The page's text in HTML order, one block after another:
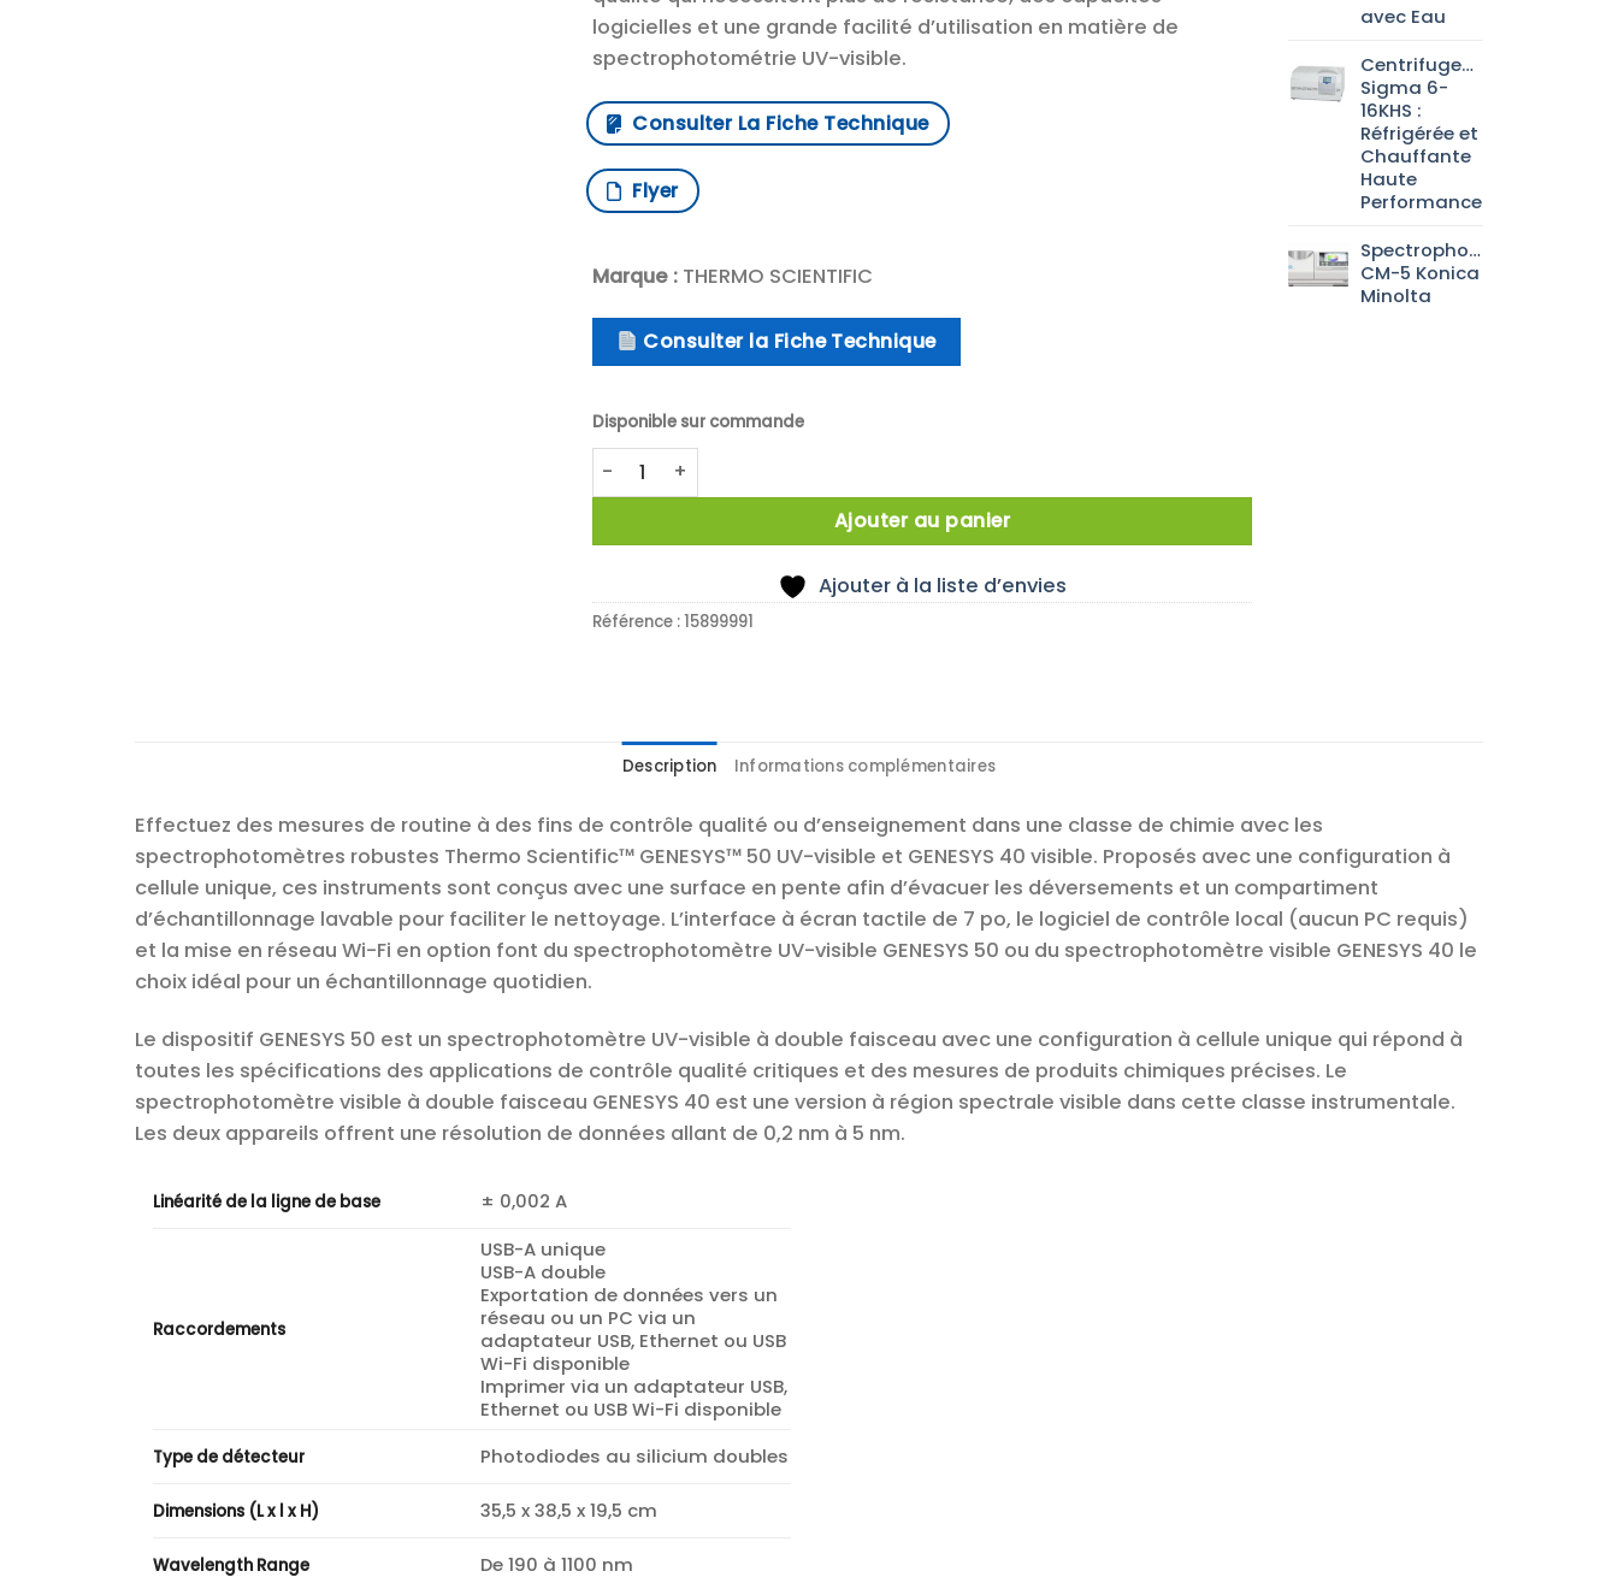
logicielles et une grande facilité d’utilisation en matière de
spectrophotométrie UV-visible.
Consulter La Fiche Technique
Flyer
Marque :THERMO SCIENTIFIC
Consulter la Fiche Technique
Disponible sur commande
quantité de Spectrophotomètres 40/50 visible / UV-visible
Ajouter au panier
Ajouter à la liste d’envies
Référence :15899991
avec Eau
Centrifugeuse
Sigma 6-
16KHS :
Réfrigérée et
Chauffante
Haute
Performance
Spectrophotomètre
CM-5 Konica
Minolta
Description Informations complémentaires
Effectuez des mesures de routine à des fins de contrôle qualité ou d’enseignement dans une classe de chimie avec les
spectrophotomètres robustes Thermo Scientific™ GENESYS™ 50 UV-visible et GENESYS 40 visible. Proposés avec une configuration à
cellule unique, ces instruments sont conçus avec une surface en pente afin d’évacuer les déversements et un compartiment
d’échantillonnage lavable pour faciliter le nettoyage. L’interface à écran tactile de 7 po, le logiciel de contrôle local (aucun PC requis)
et la mise en réseau Wi-Fi en option font du spectrophotomètre UV-visible GENESYS 50 ou du spectrophotomètre visible GENESYS 40 le
choix idéal pour un échantillonnage quotidien.
Le dispositif GENESYS 50 est un spectrophotomètre UV-visible à double faisceau avec une configuration à cellule unique qui répond à
toutes les spécifications des applications de contrôle qualité critiques et des mesures de produits chimiques précises. Le
spectrophotomètre visible à double faisceau GENESYS 40 est une version à région spectrale visible dans cette classe instrumentale.
Les deux appareils offrent une résolution de données allant de 0,2 nm à 5 nm.
Linéarité de la ligne de base ± 0,002 A
Raccordements
USB-A unique
USB-A double
Exportation de données vers un
réseau ou un PC via un
adaptateur USB, Ethernet ou USB
Wi-Fi disponible
Imprimer via un adaptateur USB,
Ethernet ou USB Wi-Fi disponible
Type de détecteur Photodiodes au silicium doubles
Dimensions (L x l x H) 35,5 x 38,5 x 19,5 cm
Wavelength Range De 190 à 1100 nm